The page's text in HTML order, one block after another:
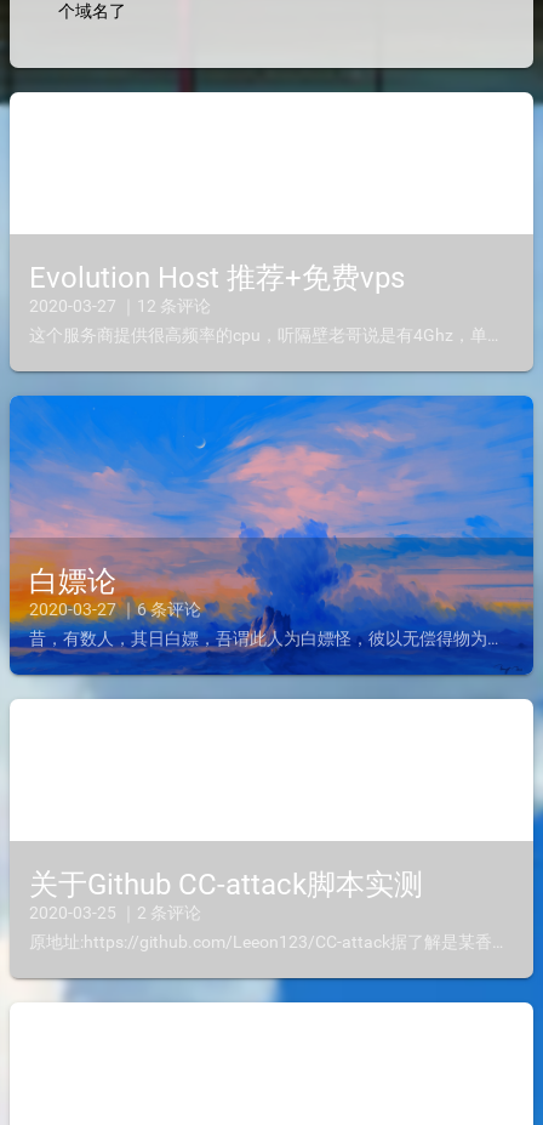
个域名了
Evolution Host 推荐+免费vps
2020-03-27 ｜12 条评论
白嫖论
2020-03-27 ｜6 条评论
昔，有数人，其日白嫖，吾谓此人为白嫖怪，彼以无偿得物为乐，寡人，亦其一员，人见我畏，以白撒以资飘至其囊，vps是我爱之玩意，吾甚重此玩意，其名一曰鸡。近白嫖甚猖狂，传言，一商以来客，故狂打折，忽...
关于Github CC-attack脚本实测
2020-03-25 ｜2 条评论